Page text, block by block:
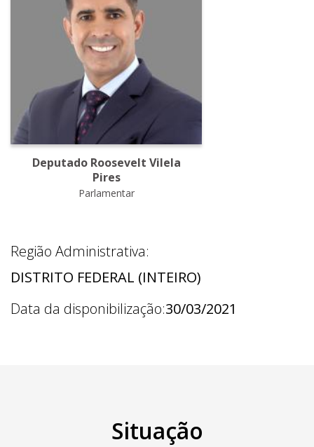
Deputado Roosevelt Vilela
Pires
Parlamentar
Região Administrativa:
DISTRITO FEDERAL (INTEIRO)
Data da disponibilização:30/03/2021
Situação